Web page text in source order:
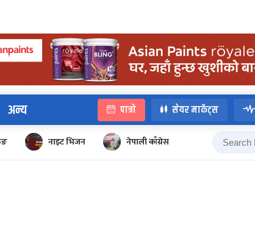
अन्य पात्रो सेयर मार्केट्स
नाइट भिजन नेपाली काँग्रेस